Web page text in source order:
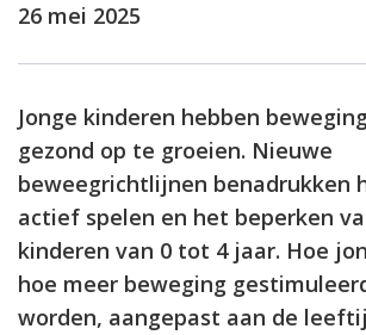
26 mei 2025
Jonge kinderen hebben
gezond op te groeien. Nieuwe
beweegrichtlijnen benadrukken
actief spelen en het beperken
kinderen van 0 tot 4 jaar. Hoe
hoe meer beweging
worden, aangepast aan de